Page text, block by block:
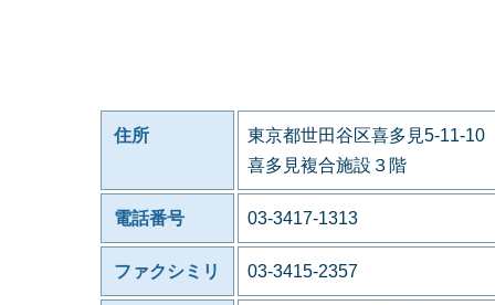
住所
東京都世田谷区喜多見5-11-10
喜多見複合施設３階
電話番号 03-3417-1313
ファクシミリ 03-3415-2357